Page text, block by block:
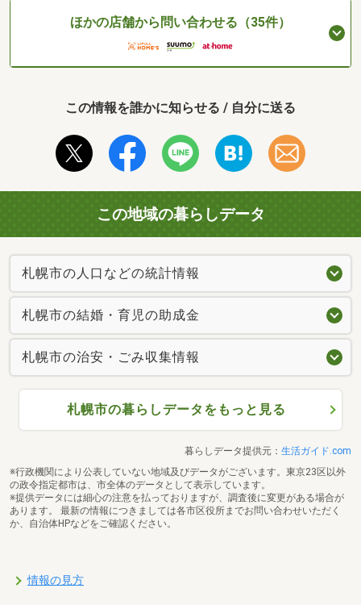
ほかの店舗から問い合わせる（35件）
この情報を誰かに知らせる / 自分に送る
この地域の暮らしデータ
札幌市の人口などの統計情報
札幌市の結婚・育児の助成金
札幌市の治安・ごみ収集情報
札幌市の暮らしデータをもっと見る
暮らしデータ提供元： 生活ガイド.com
※行政機関により公表していない地域及びデータがございます。東京23区以外
の政令指定都市は、市全体のデータとして表示しています。
※提供データには細心の注意を払っておりますが、調査後に変更がある場合が
あります。 最新の情報につきましては各市区役所までお問い合わせいただく
か、自治体HPなどをご確認ください。
情報の見方